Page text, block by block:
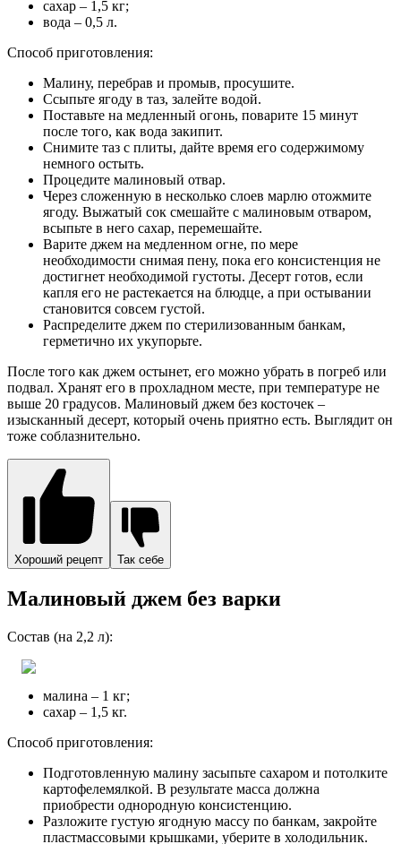
сахар – 1,5 кг;
вода – 0,5 л.
Способ приготовления:
Малину, перебрав и промыв, просушите.
Ссыпьте ягоду в таз, залейте водой.
Поставьте на медленный огонь, поварите 15 минут
после того, как вода закипит.
Снимите таз с плиты, дайте время его содержимому
немного остыть.
Процедите малиновый отвар.
Через сложенную в несколько слоев марлю отожмите
ягоду. Выжатый сок смешайте с малиновым отваром,
всыпьте в него сахар, перемешайте.
Варите джем на медленном огне, по мере
необходимости снимая пену, пока его консистенция не
достигнет необходимой густоты. Десерт готов, если
капля его не растекается на блюдце, а при остывании
становится совсем густой.
Распределите джем по стерилизованным банкам,
герметично их укупорьте.
После того как джем остынет, его можно убрать в погреб или
подвал. Хранят его в прохладном месте, при температуре не
выше 20 градусов. Малиновый джем без косточек –
изысканный десерт, который очень приятно есть. Выглядит он
тоже соблазнительно.
Хороший рецепт Так себе
Малиновый джем без варки
Состав (на 2,2 л):
малина – 1 кг;
сахар – 1,5 кг.
Способ приготовления:
Подготовленную малину засыпьте сахаром и потолките
картофелемялкой. В результате масса должна
приобрести однородную консистенцию.
Разложите густую ягодную массу по банкам, закройте
пластмассовыми крышками, уберите в холодильник.